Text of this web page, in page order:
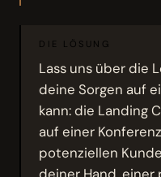
DIE LÖSUNG
Lass uns über die
deine Sorgen auf
kann: die Landing
auf einer
potenziellen